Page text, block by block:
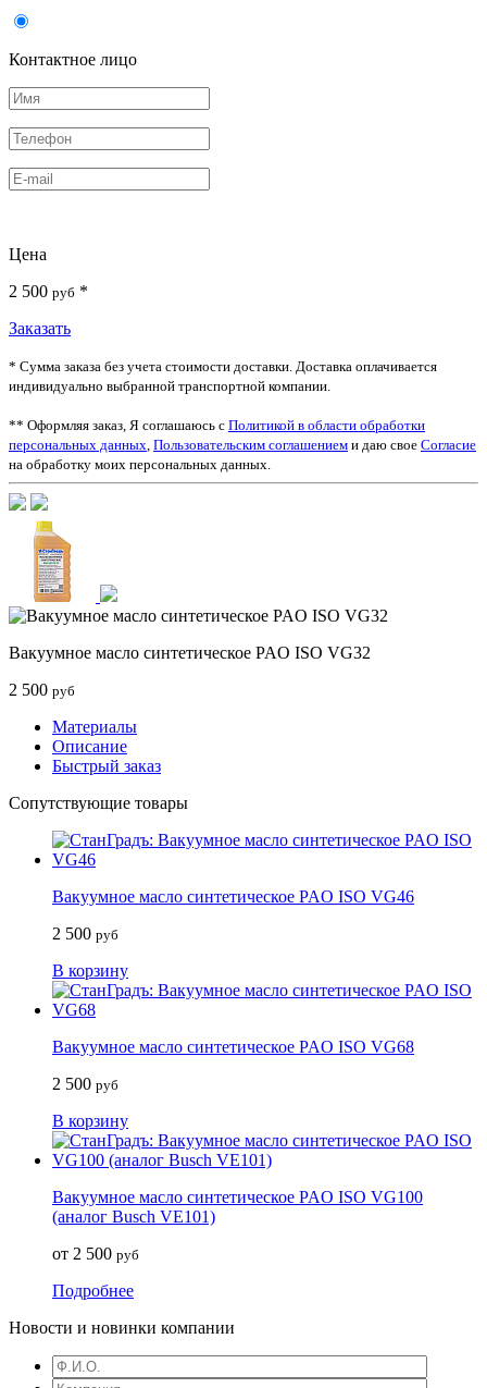
Контактное лицо
Цена
2 500 руб *
Заказать
* Сумма заказа без учета стоимости доставки. Доставка оплачивается
индивидуально выбранной транспортной компании.
** Оформляя заказ, Я соглашаюсь с Политикой в области обработки
персональных данных Пользовательским соглашением и даю свое Согласие
на обработку моих персональных данных.
Вакуумное масло синтетическое PAO ISO VG32
2 500 руб
Материалы
Описание
Быстрый заказ
Сопутствующие товары
Вакуумное масло синтетическое PAO ISO VG46
2 500 руб
В корзину
Вакуумное масло синтетическое PAO ISO VG68
2 500 руб
В корзину
Вакуумное масло синтетическое PAO ISO VG100
(аналог Busch VE101)
от 2 500 руб
Подробнее
Новости и новинки компании